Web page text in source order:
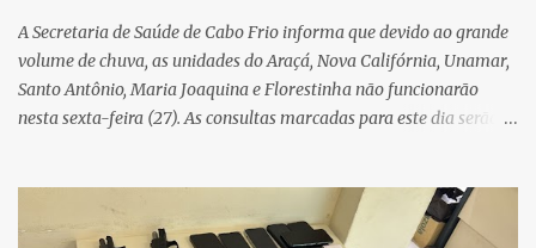
A Secretaria de Saúde de Cabo Frio informa que devido ao grande
volume de chuva, as unidades do Araçá, Nova Califórnia, Unamar,
Santo Antônio, Maria Joaquina e Florestinha não funcionarão
nesta sexta-feira (27). As consultas marcadas para este dia serão
Contamos com a compreensão de toda população, pois se trata de
uma situação climática que foge ao controle da administração